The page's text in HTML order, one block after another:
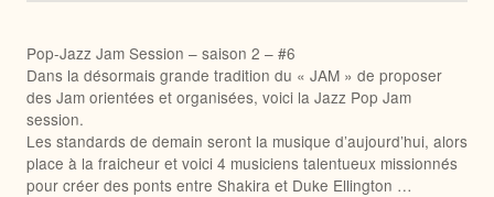
Pop-Jazz Jam Session – saison 2 – #6
Dans la désormais grande tradition du « JAM » de proposer
des Jam orientées et organisées, voici la Jazz Pop Jam
session.
Les standards de demain seront la musique d’aujourd’hui, alors
place à la fraicheur et voici 4 musiciens talentueux missionnés
pour créer des ponts entre Shakira et Duke Ellington …